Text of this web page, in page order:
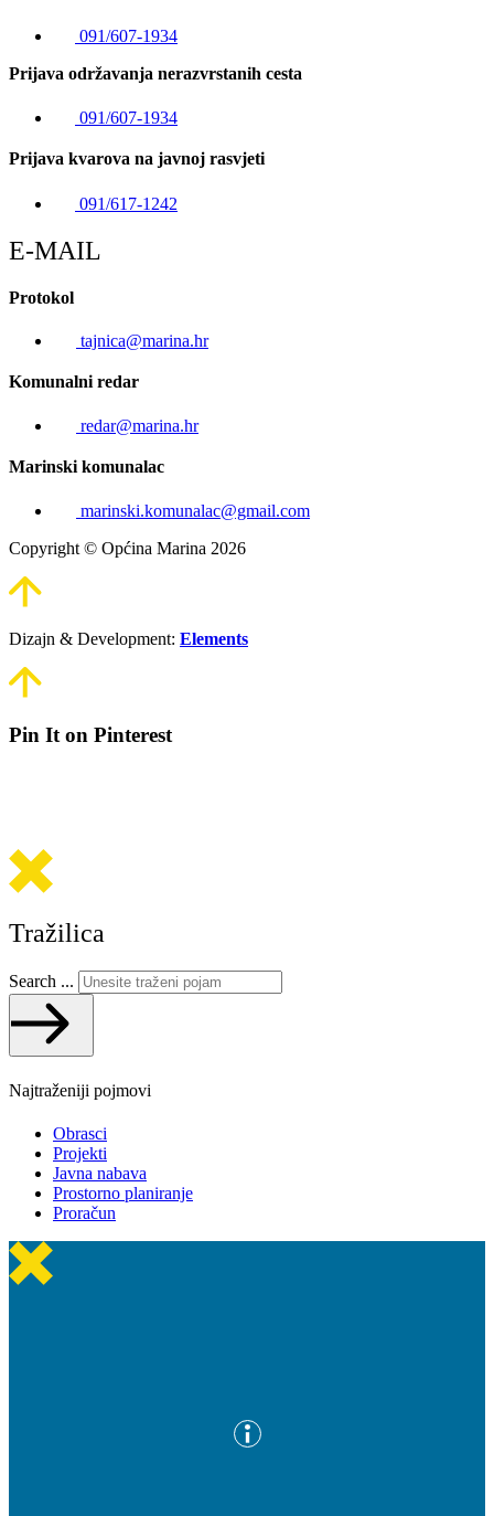
091/607-1934
Prijava održavanja nerazvrstanih cesta
091/607-1934
Prijava kvarova na javnoj rasvjeti
091/617-1242
E-MAIL
Protokol
tajnica@marina.hr
Komunalni redar
redar@marina.hr
Marinski komunalac
marinski.komunalac@gmail.com
Copyright © Općina Marina 2026
Dizajn & Development: Elements
Pin It on Pinterest
Tražilica
Search ...
Najtraženiji pojmovi
Obrasci
Projekti
Javna nabava
Prostorno planiranje
Proračun